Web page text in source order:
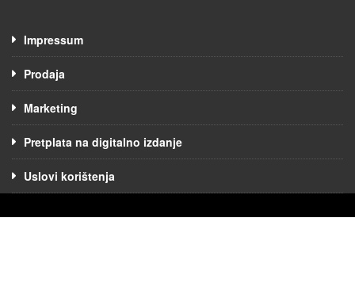
Impressum
Prodaja
Marketing
Pretplata na digitalno izdanje
Uslovi korištenja